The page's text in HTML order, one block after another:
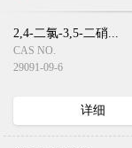
2,4-二氯-3,5-二硝...
CAS NO.
29091-09-6
详细